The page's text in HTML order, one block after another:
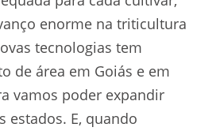
enorme na triticultura
tecnologias tem
de área em Goiás e em
vamos poder expandir
estados. E, quando